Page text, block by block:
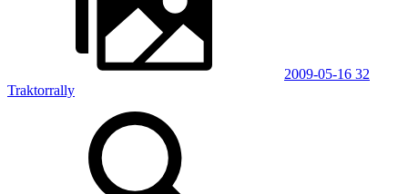
2009-05-16 32
Traktorrally